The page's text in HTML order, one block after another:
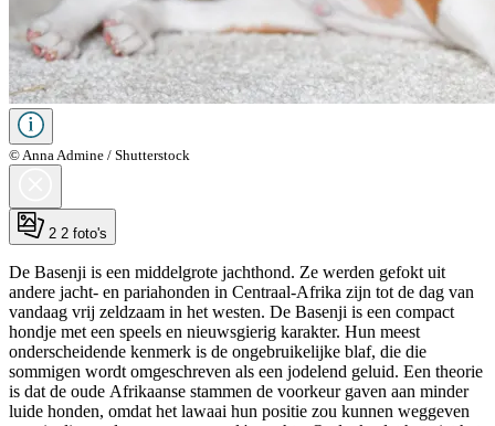
© Anna Admine / Shutterstock
2 2 foto's
De Basenji is een middelgrote jachthond. Ze werden gefokt uit
andere jacht- en pariahonden in Centraal-Afrika zijn tot de dag van
vandaag vrij zeldzaam in het westen. De Basenji is een compact
hondje met een speels en nieuwsgierig karakter. Hun meest
onderscheidende kenmerk is de ongebruikelijke blaf, die die
sommigen wordt omgeschreven als een jodelend geluid. Een theorie
is dat de oude Afrikaanse stammen de voorkeur gaven aan minder
luide honden, omdat het lawaai hun positie zou kunnen weggeven